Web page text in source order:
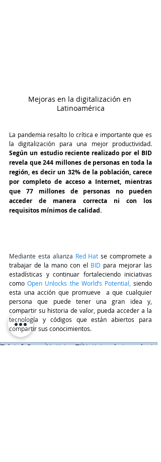
Mejoras en la digitalización en
Latinoamérica
La pandemia resalto lo crítica e importante que es
Según un estudio reciente realizado por el BID
revela que 244 millones de personas en toda la
región, es decir un 32% de la población, carece
por completo de acceso a Internet, mientras
que 77 millones de personas no pueden
acceder de manera correcta ni con los
requisitos mínimos de calidad.
Mediante esta alianza Red Hat se compromete a
trabajar de la mano con el BID para mejorar las
estadísticas y continuar fortaleciendo iniciativas
como Open Unlocks the World‘s Potential siendo
esta una acción que promueve  a que cualquier
persona que puede tener una gran idea y,
compartir su historia de valor, pueda acceder a la
tecnología y códigos que están abiertos para
compartir sus conocimientos.
TeleinfoPressNoticias TINoticias de tecnologia